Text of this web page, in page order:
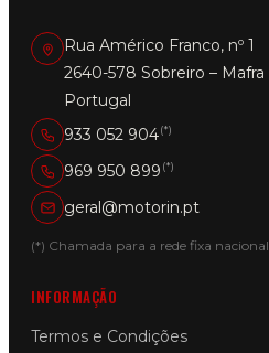
Rua Américo Franco, nº 1
2640-578 Sobreiro – Mafra
Portugal
933 052 904(*)
969 950 899 (*)
geral@motorin.pt
(*) Chamada para a rede fixa nacional
INFORMAÇÃO
Termos e Condições